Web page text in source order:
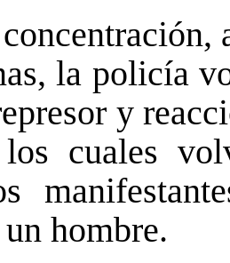
la policía
y
cuales
hombre.